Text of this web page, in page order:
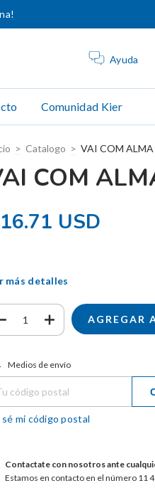
Ayuda
Comunidad Kier
> Catalogo > VAI COM ALMA
COM
USD
más detalles
para el CP:
Medios de envío
sé mi código postal
Contactate con nosotros ante
Estamos en contacto en el número 11